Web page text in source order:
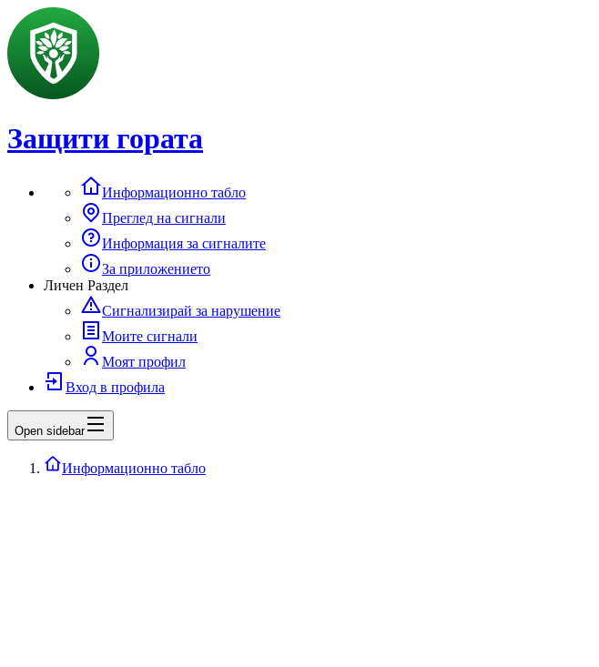
Защити гората
Информационно табло
Преглед на сигнали
Информация за сигналите
За приложението
Личен Раздел
Сигнализирай за нарушение
Моите сигнали
Моят профил
Вход в профила
Open sidebar
Информационно табло